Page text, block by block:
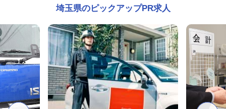
埼玉県のピックアップPR求人